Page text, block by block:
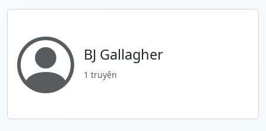
BJ Gallagher
1 truyện